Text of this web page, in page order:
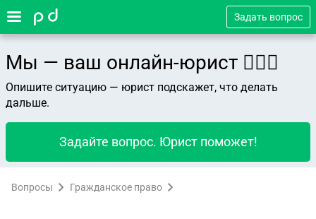
Задать вопрос
Мы — ваш онлайн-юрист 👨🏻‍⚖️
Опишите ситуацию — юрист подскажет, что делать
дальше.
Задайте вопрос. Юрист поможет!
Вопросы Гражданское право